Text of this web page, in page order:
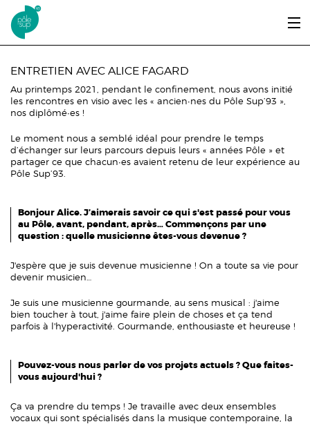
Aller au contenu principal
ENTRER ET SE FORMER
ÉCOUTER, VOIR & LIRE
ERASMUS+
ENTRETIEN AVEC ALICE FAGARD
Au printemps 2021, pendant le confinement, nous avons initié
les rencontres en visio avec les « ancien∙nes du Pôle Sup’93 »,
nos diplômé∙es !
Le moment nous a semblé idéal pour prendre le temps
d’échanger sur leurs parcours depuis leurs « années Pôle » et
partager ce que chacun∙es avaient retenu de leur expérience au
Pôle Sup’93.
Bonjour Alice. J’aimerais savoir ce qui s'est passé pour vous
au Pôle, avant, pendant, après… Commençons par une
question : quelle musicienne êtes-vous devenue ?
J'espère que je suis devenue musicienne ! On a toute sa vie pour
devenir musicien…
Je suis une musicienne gourmande, au sens musical : j'aime
bien toucher à tout, j'aime faire plein de choses et ça tend
parfois à l'hyperactivité. Gourmande, enthousiaste et heureuse !
Pouvez-vous nous parler de vos projets actuels ? Que faites-
vous aujourd'hui ?
Ça va prendre du temps ! Je travaille avec deux ensembles
vocaux qui sont spécialisés dans la musique contemporaine, la